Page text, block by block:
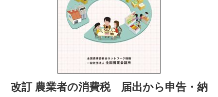
改訂 農業者の消費税 届出から申告・納